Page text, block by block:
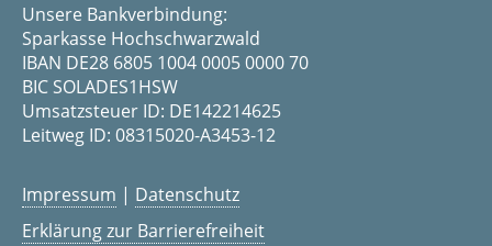
Unsere Bankverbindung:
Sparkasse Hochschwarzwald
IBAN DE28 6805 1004 0005 0000 70
BIC SOLADES1HSW
Umsatzsteuer ID: DE142214625
Leitweg ID: 08315020-A3453-12
Impressum | Datenschutz
Erklärung zur Barrierefreiheit